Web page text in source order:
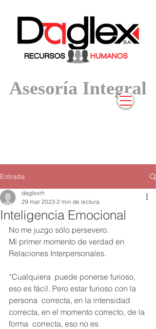
Asesoría Integral
Entrada
Inteligencia Emocional
daglexrh
29 mar 2023 2 min de lectura
No me juzgo sólo persevero.
Mi primer momento de verdad en
Relaciones Interpersonales.
“Cualquiera  puede ponerse furioso,
eso es fácil. Pero estar furioso con la
persona  correcta, en la intensidad
correcta, en el momento correcto, de la
forma  correcta, eso no es